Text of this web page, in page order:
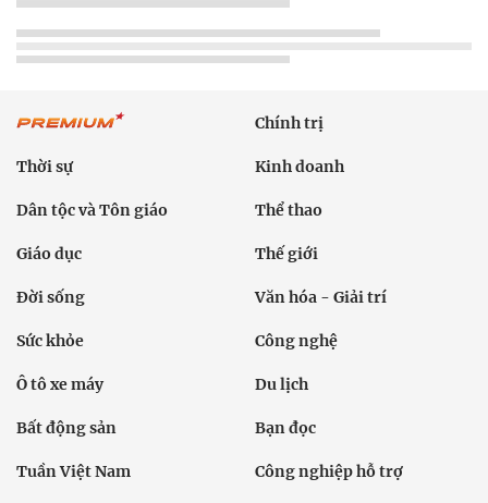
Chính trị
Thời sự Kinh doanh
Dân tộc và Tôn giáo Thể thao
Giáo dục Thế giới
Đời sống Văn hóa - Giải trí
Sức khỏe Công nghệ
Ô tô xe máy Du lịch
Bất động sản Bạn đọc
Tuần Việt Nam Công nghiệp hỗ trợ